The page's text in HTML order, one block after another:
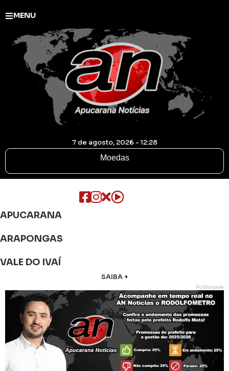
MENU
7 de agosto, 2026 - 12:28
Moedas
APUCARANA
ARAPONGAS
VALE DO IVAÍ
SAIBA +
Publicidade